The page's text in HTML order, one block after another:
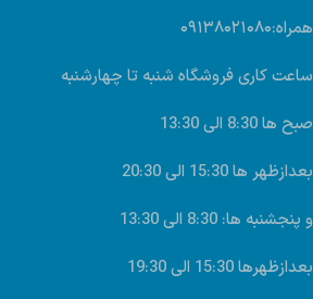
همراه:۰۹۱۳۸۰۲۱۰۸۰
ساعت کاری فروشگاه شنبه تا چهارشنبه
صبح ها 8:30 الی 13:30
بعدازظهر ها 15:30 الی 20:30
و پنجشنبه ها: 8:30 الی 13:30
بعدازظهرها 15:30 الی 19:30